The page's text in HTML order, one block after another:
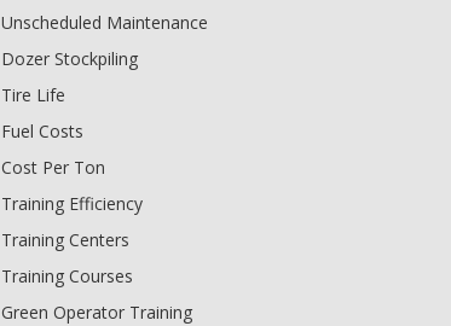
Unscheduled Maintenance
Dozer Stockpiling
Tire Life
Fuel Costs
Cost Per Ton
Training Efficiency
Training Centers
Training Courses
Green Operator Training